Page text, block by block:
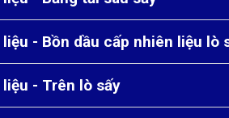
liệu - Bồn dầu cấp nhiên liệu lò
liệu - Trên lò sấy